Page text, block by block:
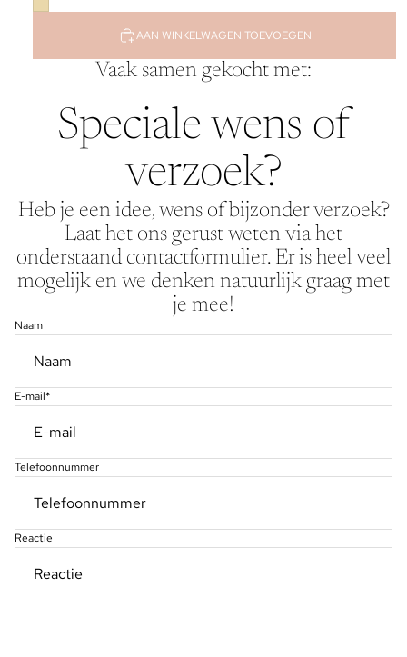
AAN WINKELWAGEN TOEVOEGEN
Vaak samen gekocht met:
Speciale wens of
verzoek?
Heb je een idee, wens of bijzonder verzoek?
Laat het ons gerust weten via het
onderstaand contactformulier. Er is heel veel
mogelijk en we denken natuurlijk graag met
je mee!
Naam
E-mail*
Telefoonnummer
Reactie